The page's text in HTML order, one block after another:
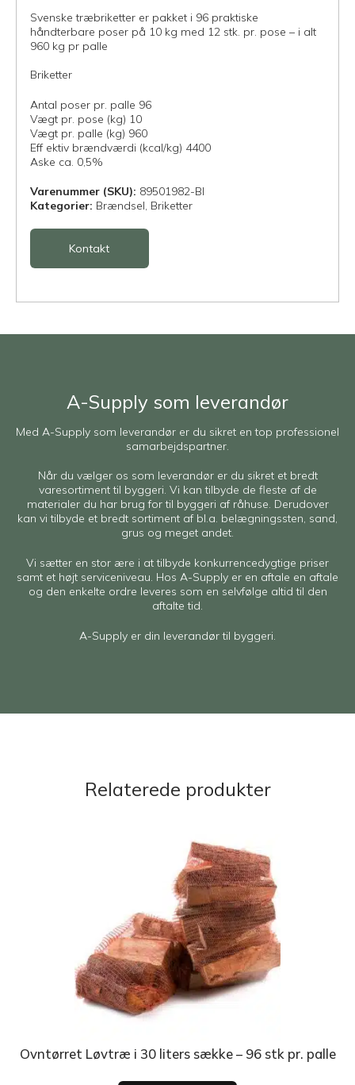
Svenske træbriketter er pakket i 96 praktiske
håndterbare poser på 10 kg med 12 stk. pr. pose – i alt
960 kg pr palle
Briketter
Antal poser pr. palle 96
Vægt pr. pose (kg) 10
Vægt pr. palle (kg) 960
Eff ektiv brændværdi (kcal/kg) 4400
Aske ca. 0,5%
Varenummer (SKU): 89501982-BI
Kategorier: Brændsel, Briketter
Kontakt
A-Supply som leverandør
Med A-Supply som leverandør er du sikret en top professionel
samarbejdspartner.
Når du vælger os som leverandør er du sikret et bredt
varesortiment til byggeri. Vi kan tilbyde de fleste af de
materialer du har brug for til byggeri af råhuse. Derudover
kan vi tilbyde et bredt sortiment af bl.a. belægningssten, sand,
grus og meget andet.
Vi sætter en stor ære i at tilbyde konkurrencedygtige priser
samt et højt serviceniveau. Hos A-Supply er en aftale en aftale
og den enkelte ordre leveres som en selvfølge altid til den
aftalte tid.
A-Supply er din leverandør til byggeri.
Relaterede produkter
Ovntørret Løvtræ i 30 liters sække – 96 stk pr. palle